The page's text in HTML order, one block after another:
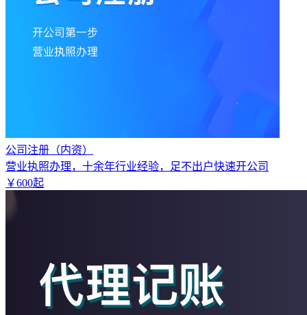
公司注册（内资）
营业执照办理，十余年行业经验，足不出户快速开公司
￥600起